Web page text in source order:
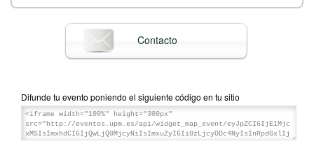
Contacto
Difunde tu evento poniendo el siguiente código en tu sitio